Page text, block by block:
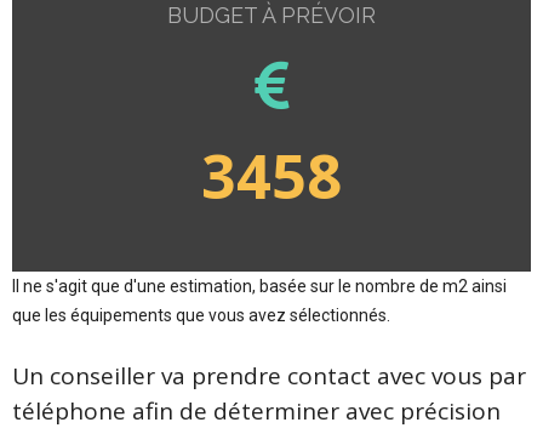
BUDGET À PRÉVOIR
3458
Il ne s'agit que d'une estimation, basée sur le nombre de m2 ainsi
que les équipements que vous avez sélectionnés.
Un conseiller va prendre contact avec vous par
téléphone afin de déterminer avec précision